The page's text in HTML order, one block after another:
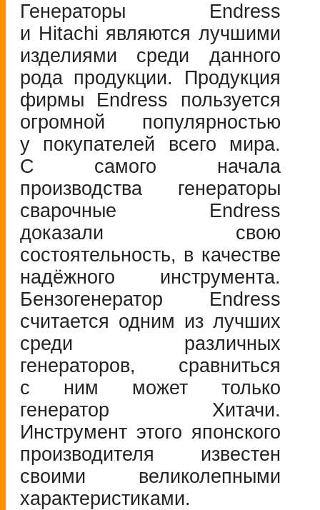
Генераторы Endress
и Hitachi являются лучшими
изделиями среди данного
рода продукции. Продукция
фирмы Endress пользуется
огромной популярностью
у покупателей всего мира.
С самого начала
производства генераторы
сварочные Endress
доказали свою
состоятельность, в качестве
надёжного инструмента.
Бензогенератор Endress
считается одним из лучших
среди различных
генераторов, сравниться
с ним может только
генератор Хитачи.
Инструмент этого японского
производителя известен
своими великолепными
характеристиками.